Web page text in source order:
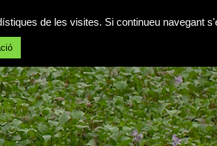
de les visites. Si continueu navegant